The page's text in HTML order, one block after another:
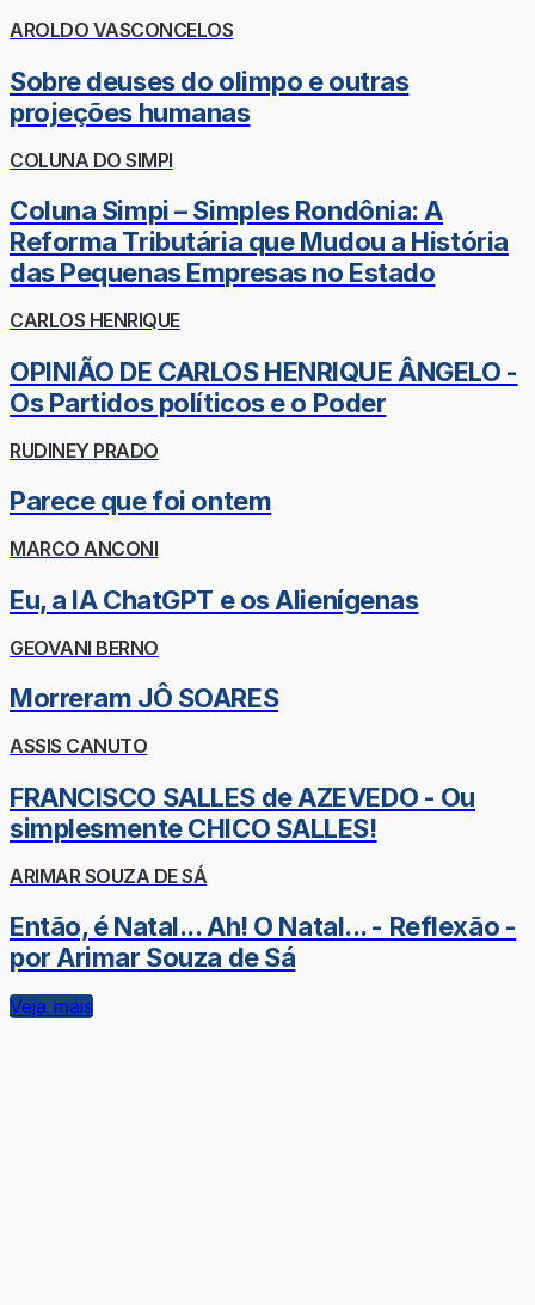
AROLDO VASCONCELOS
Sobre deuses do olimpo e outras
projeções humanas
COLUNA DO SIMPI
Coluna Simpi – Simples Rondônia: A
Reforma Tributária que Mudou a História
das Pequenas Empresas no Estado
CARLOS HENRIQUE
OPINIÃO DE CARLOS HENRIQUE ÂNGELO -
Os Partidos políticos e o Poder
RUDINEY PRADO
Parece que foi ontem
MARCO ANCONI
Eu, a IA ChatGPT e os Alienígenas
GEOVANI BERNO
Morreram JÔ SOARES
ASSIS CANUTO
FRANCISCO SALLES de AZEVEDO - Ou
simplesmente CHICO SALLES!
ARIMAR SOUZA DE SÁ
Então, é Natal... Ah! O Natal... - Reflexão -
por Arimar Souza de Sá
Veja mais